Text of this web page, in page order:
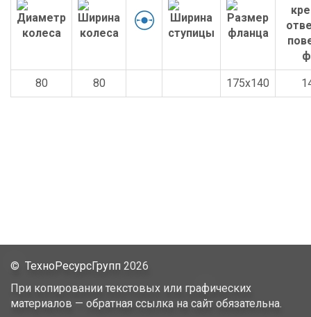
80 80 175x140
© ТехноРесурсГрупп 2026
При копировании текстовых или графических
материалов — обратная ссылка на сайт обязательна.